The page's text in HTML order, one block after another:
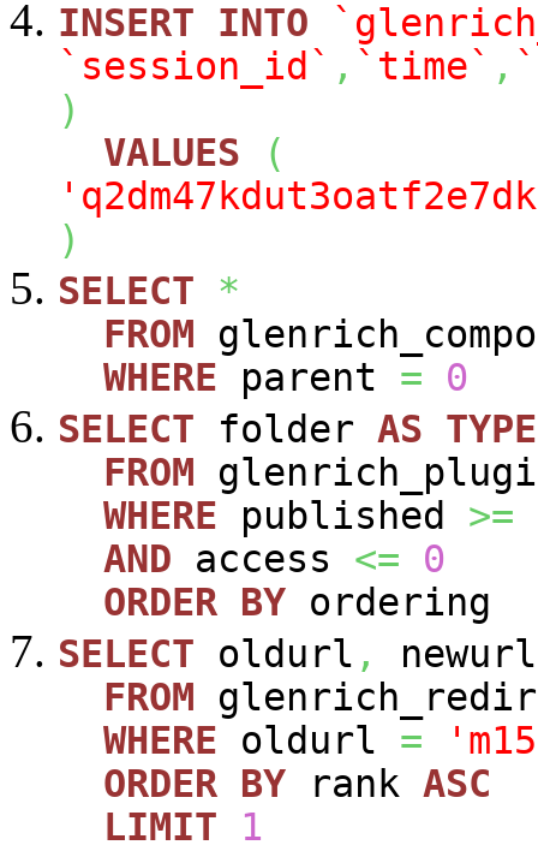
INSERT
INTO
`session_id` , `time` ,
)
VALUES
(
)
SELECT
*
FROM
WHERE parent =
0
SELECT folder AS TYPE
FROM
WHERE published >=
AND access <=
0
ORDER BY ordering
SELECT oldurl ,
newurl
FROM
WHERE oldurl =
ORDER BY rank ASC
LIMIT
1